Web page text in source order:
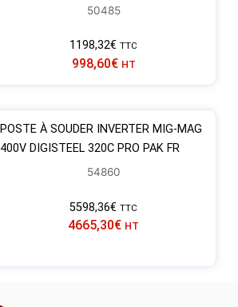
50485
1198,32€ TTC
998,60€ HT
POSTE À SOUDER INVERTER MIG-MAG
400V DIGISTEEL 320C PRO PAK FR
54860
5598,36€ TTC
4665,30€ HT